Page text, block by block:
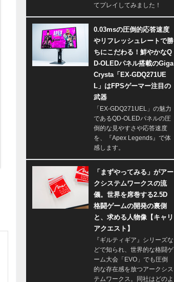
てプレイしてみました！
0.03msの圧倒的応答速度
やリフレッシュレートで勝
ちにこだわる！鮮やかなQ
D-OLEDパネル搭載のGiga
Crysta「EX-GDQ271UE
L」はFPSゲーマー注目の
武器
「EX-GDQ271UEL」の魅力
であるQD-OLEDパネルの圧
倒的な見やすさや応答速度
を、『Apex Legends』で体
感します。
「まずやってみる」がアー
クシステムワークスの流
儀。世界を席巻する2.5D
格闘ゲームの開発の裏側
と、求める人物像【キャリ
アクエスト】
『ギルティギア』シリーズな
どで知られ、世界的な格闘ゲ
ーム大会「EVO」でも圧倒
的な存在感を放つアークシス
テムワークス。同社はどのよ